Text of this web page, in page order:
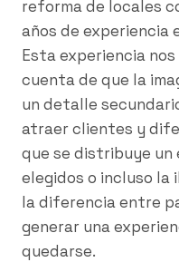
reforma de locales
años de experiencia
Esta experiencia
cuenta de que la
un detalle
atraer clientes y
que se distribuye un
elegidos o incluso la
la diferencia entre
generar una
quedarse.